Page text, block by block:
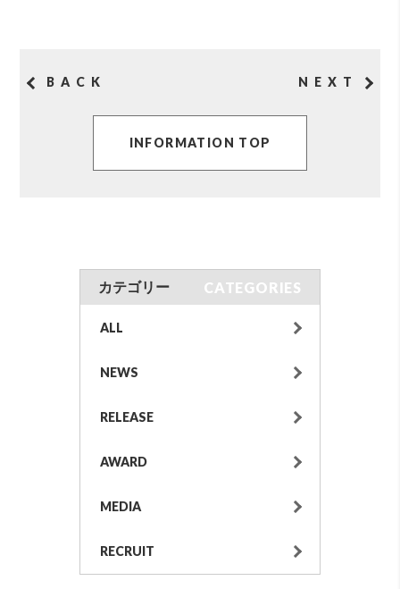
BACK NEXT
INFORMATION TOP
カテゴリー CATEGORIES
ALL
NEWS
RELEASE
AWARD
MEDIA
RECRUIT